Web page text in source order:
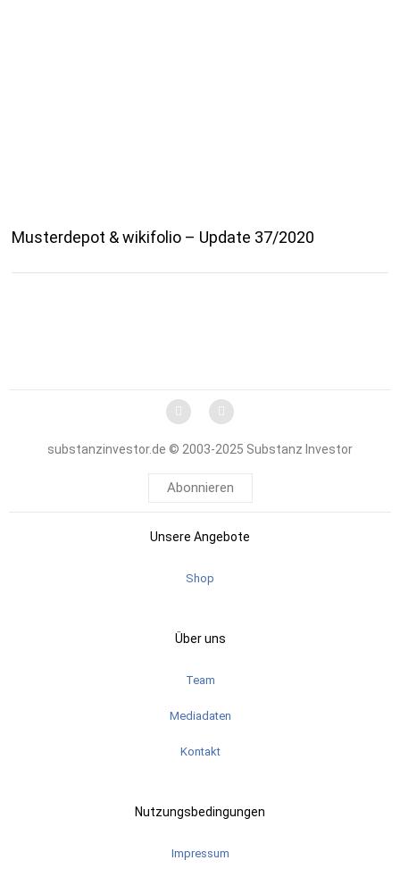
Musterdepot & wikifolio – Update 37/2020
substanzinvestor.de © 2003-2025 Substanz Investor
Abonnieren
Unsere Angebote
Shop
Über uns
Team
Mediadaten
Kontakt
Nutzungsbedingungen
Impressum